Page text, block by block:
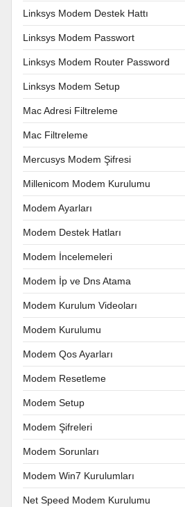
Linksys Modem Destek Hattı
Linksys Modem Passwort
Linksys Modem Router Password
Linksys Modem Setup
Mac Adresi Filtreleme
Mac Filtreleme
Mercusys Modem Şifresi
Millenicom Modem Kurulumu
Modem Ayarları
Modem Destek Hatları
Modem İncelemeleri
Modem İp ve Dns Atama
Modem Kurulum Videoları
Modem Kurulumu
Modem Qos Ayarları
Modem Resetleme
Modem Setup
Modem Şifreleri
Modem Sorunları
Modem Win7 Kurulumları
Net Speed Modem Kurulumu